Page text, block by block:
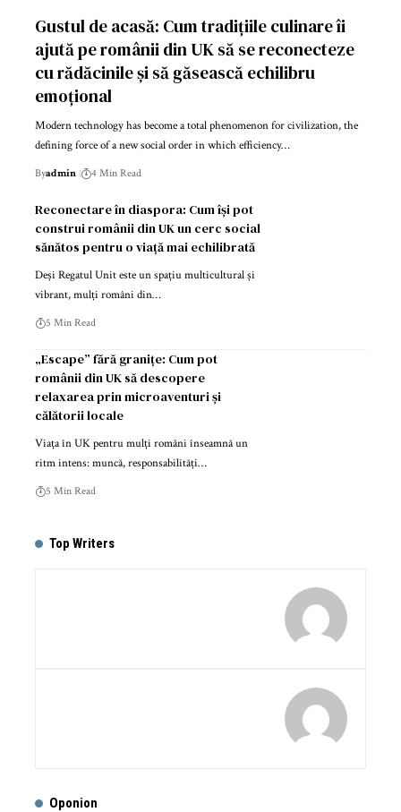
Gustul de acasă: Cum tradițiile culinare îi
ajută pe românii din UK să se reconecteze
cu rădăcinile și să găsească echilibru
emoțional
Modern technology has become a total phenomenon for civilization, the
defining force of a new social order in which efficiency…
Byadmin 4 Min Read
Reconectare în diaspora: Cum își pot
construi românii din UK un cerc social
sănătos pentru o viață mai echilibrată
Deși Regatul Unit este un spațiu multicultural și
vibrant, mulți români din…
5 Min Read
„Escape” fără granițe: Cum pot
românii din UK să descopere
relaxarea prin microaventuri și
călătorii locale
Viața în UK pentru mulți români înseamnă un
ritm intens: muncă, responsabilități…
5 Min Read
Top Writers
Oponion